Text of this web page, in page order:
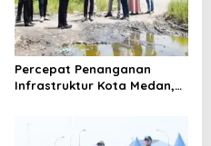
Percepat Penanganan
Infrastruktur Kota Medan,